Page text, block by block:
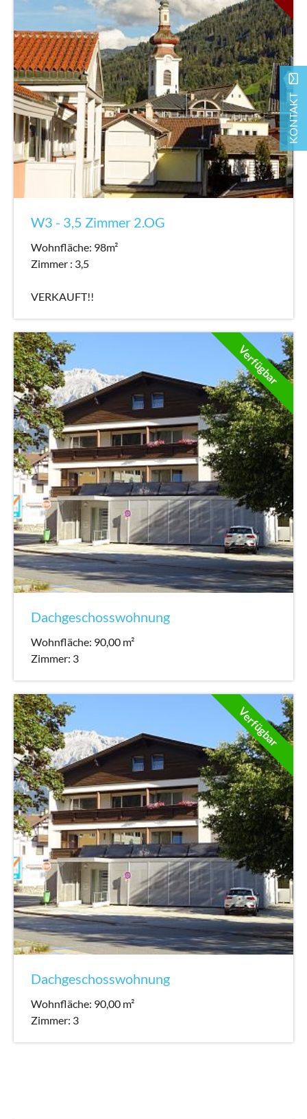
W3 - 3,5 Zimmer 2.OG
Wohnfläche: 98m²
Zimmer : 3,5
VERKAUFT!!
Verfügbar
Dachgeschosswohnung
Wohnfläche: 90,00 m²
Zimmer: 3
Verfügbar
Dachgeschosswohnung
Wohnfläche: 90,00 m²
Zimmer: 3
KONTAKT
mail